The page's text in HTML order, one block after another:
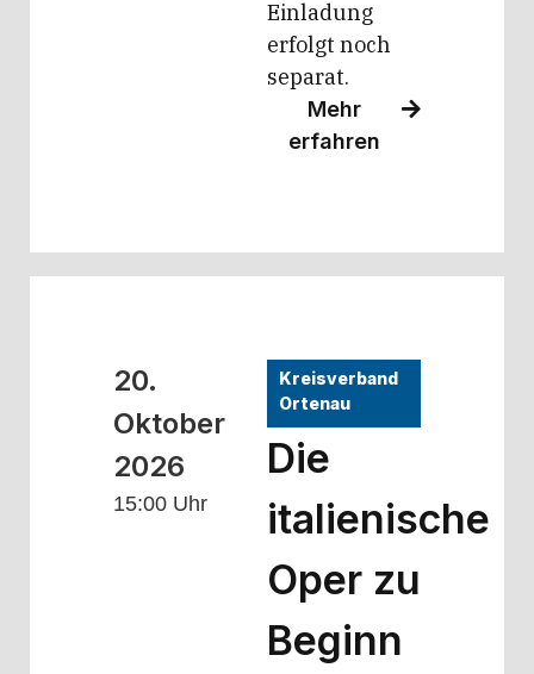
Einladung
erfolgt noch
separat.
Mehr
erfahren
20.
Oktober
2026
15:00 Uhr
Kreisverband
Ortenau
Die
italienische
Oper zu
Beginn